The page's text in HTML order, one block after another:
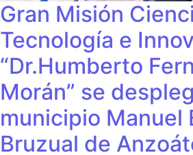
Gran Misión
Tecnología e
“Dr.Humberto
Morán” se
municipio Manuel
Bruzual de